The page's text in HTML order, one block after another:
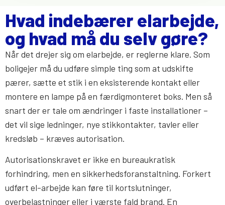
Hvad indebærer elarbejde,
og hvad må du selv gøre?
Når det drejer sig om elarbejde, er reglerne klare. Som
boligejer må du udføre simple ting som at udskifte
pærer, sætte et stik i en eksisterende kontakt eller
montere en lampe på en færdigmonteret boks. Men så
snart der er tale om ændringer i faste installationer –
det vil sige ledninger, nye stikkontakter, tavler eller
kredsløb – kræves autorisation.
Autorisationskravet er ikke en bureaukratisk
forhindring, men en sikkerhedsforanstaltning. Forkert
udført el-arbejde kan føre til kortslutninger,
overbelastninger eller i værste fald brand. En